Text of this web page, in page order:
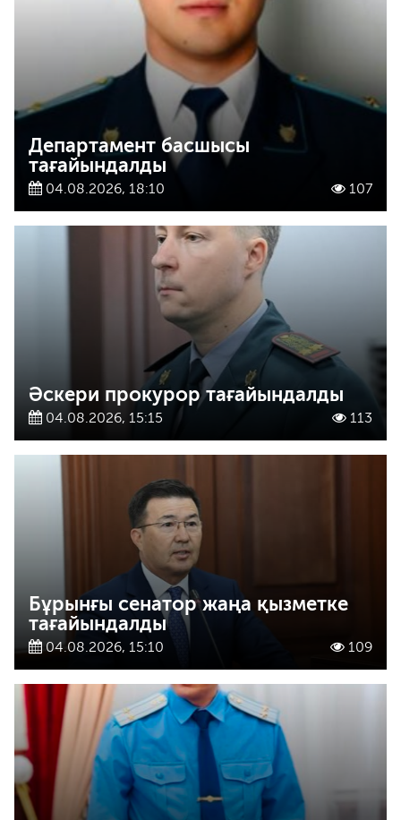
Департамент басшысы
тағайындалды
04.08.2026, 18:10 107
Әскери прокурор тағайындалды
04.08.2026, 15:15 113
Бұрынғы сенатор жаңа қызметке
тағайындалды
04.08.2026, 15:10 109